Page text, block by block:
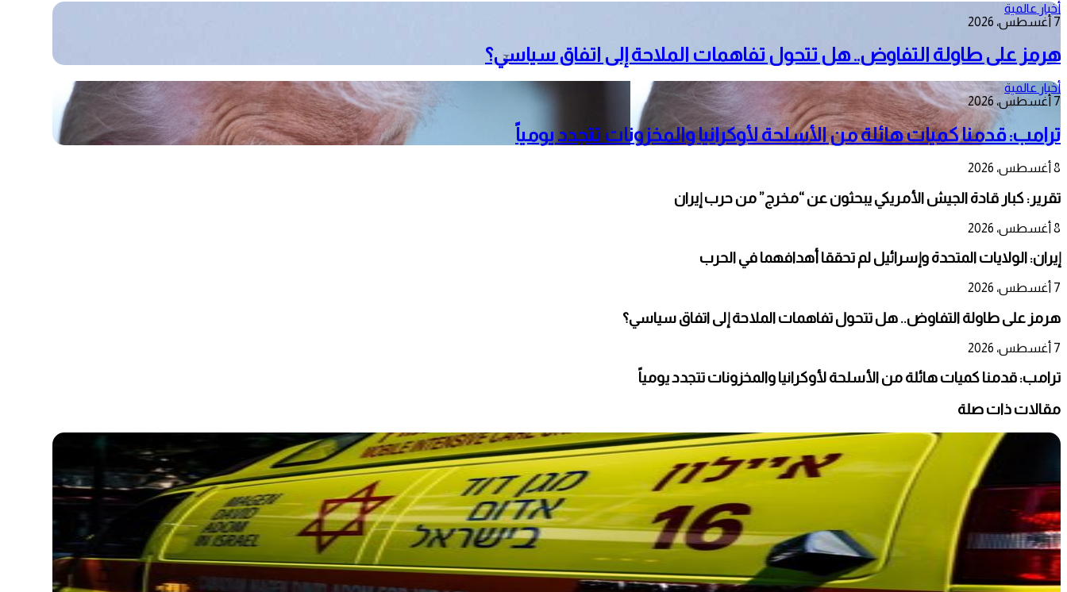
أخبار عالمية
7 أغسطس، 2026
هرمز على طاولة التفاوض.. هل تتحول تفاهمات الملاحة إلى اتفاق سياسي؟
أخبار عالمية
7 أغسطس، 2026
ترامب: قدمنا كميات هائلة من الأسلحة لأوكرانيا والمخزونات تتجدد يومياً
8 أغسطس، 2026
تقرير: كبار قادة الجيش الأمريكي يبحثون عن “مخرج” من حرب إيران
8 أغسطس، 2026
إيران: الولايات المتحدة وإسرائيل لم تحققا أهدافهما في الحرب
7 أغسطس، 2026
هرمز على طاولة التفاوض.. هل تتحول تفاهمات الملاحة إلى اتفاق سياسي؟
7 أغسطس، 2026
ترامب: قدمنا كميات هائلة من الأسلحة لأوكرانيا والمخزونات تتجدد يومياً
مقالات ذات صلة